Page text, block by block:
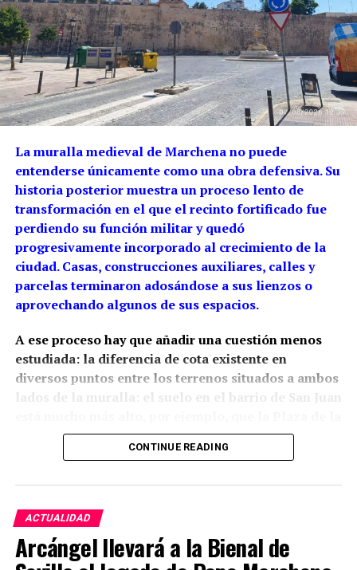
La muralla medieval de Marchena no puede
entenderse únicamente como una obra defensiva. Su
historia posterior muestra un proceso lento de
transformación en el que el recinto fortificado fue
perdiendo su función militar y quedó
progresivamente incorporado al crecimiento de la
ciudad. Casas, construcciones auxiliares, calles y
parcelas terminaron adosándose a sus lienzos o
aprovechando algunos de sus espacios.
A ese proceso hay que añadir una cuestión menos
estudiada: la diferencia de cota existente en
diversos puntos entre los terrenos situados a ambos
lados de la muralla: el suelo en el barrio de San Juan
Constitución.La arqueología ha demostrado que
esta relación con el relieve estaba presente desde la
rellenos, excavaciones y modificaciones urbanas.
Siglo XIII: una muralla adaptada
CONTINUE READING
ACTUALIDAD
Arcángel llevará a la Bienal de